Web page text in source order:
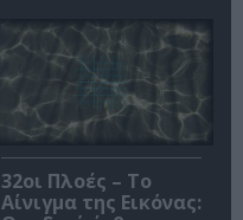
32οι Πλοές – Το
Αίνιγμα της Εικόνας: